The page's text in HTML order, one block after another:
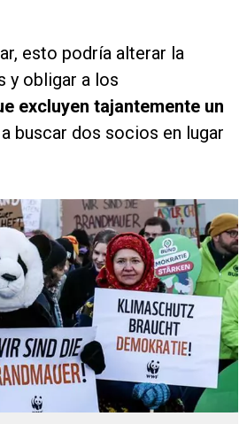
esto podría alterar la
y obligar a los
excluyen tajantemente un
a buscar dos socios en lugar